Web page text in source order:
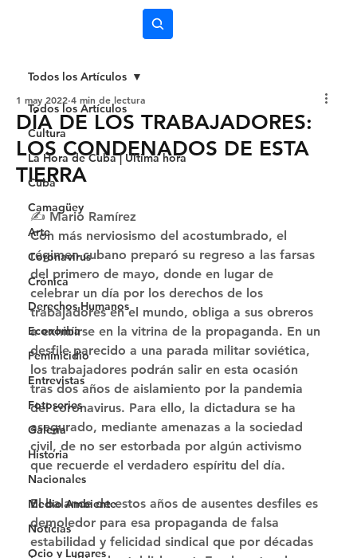
Todos los Artículos
Cultura
La Hora de Cuba | Última hora
Cuba
Camagüey
Arte
Coronavirus
Crónica
Derechos Humanos
Economía
Feminicidio
Entrevistas
Fotoseries
Galería
Historia
Nacionales
Medio Ambiente
Noticias
Ocio y Lugares
Todos los Artículos
DÍA DE LOS TRABAJADORES:
LOS CONDENADOS DE ESTA
TIERRA
1 may 2022 4 min de lectura
✍️ Mario Ramírez
Con más nerviosismo del acostumbrado, el
régimen cubano preparó su regreso a las farsas
del primero de mayo, donde en lugar de
celebrar un día por los derechos de los
trabajadores en el mundo, obliga a sus obreros
a exhibirse en la vitrina de la propaganda. En un
desfile parecido a una parada militar soviética,
los trabajadores podrán salir en esta ocasión
tras dos años de aislamiento por la pandemia
del coronavirus. Para ello, la dictadura se ha
asegurado, mediante amenazas a la sociedad
civil, de no ser estorbada por algún activismo
que recuerde el verdadero espíritu del día.
El balance de estos años de ausentes desfiles es
demoledor para esa propaganda de falsa
estabilidad y felicidad sindical que por décadas